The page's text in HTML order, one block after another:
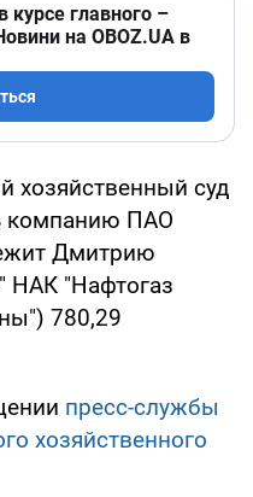
курсе главного –
на OBOZ.UA в
хозяйственный суд
компанию ПАО
Дмитрию
НАК "Нафтогаз
780,29
пресс-службы
хозяйственного